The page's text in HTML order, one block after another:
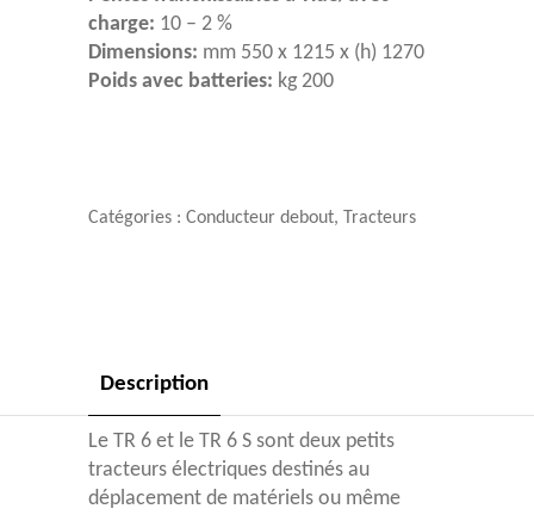
charge: 10 – 2 %
Dimensions: mm 550 x 1215 x (h) 1270
Poids avec batteries: kg 200
Catégories : Conducteur debout, Tracteurs
Description
Le TR 6 et le TR 6 S sont deux petits
tracteurs électriques destinés au
déplacement de matériels ou même